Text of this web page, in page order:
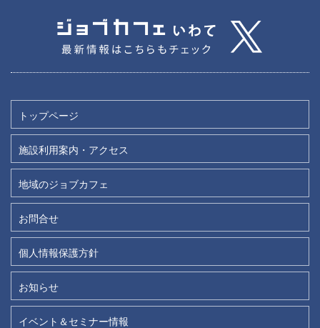
トップページ
施設利用案内・アクセス
地域のジョブカフェ
お問合せ
個人情報保護方針
お知らせ
イベント＆セミナー情報